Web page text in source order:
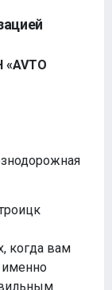
когда вам
именно